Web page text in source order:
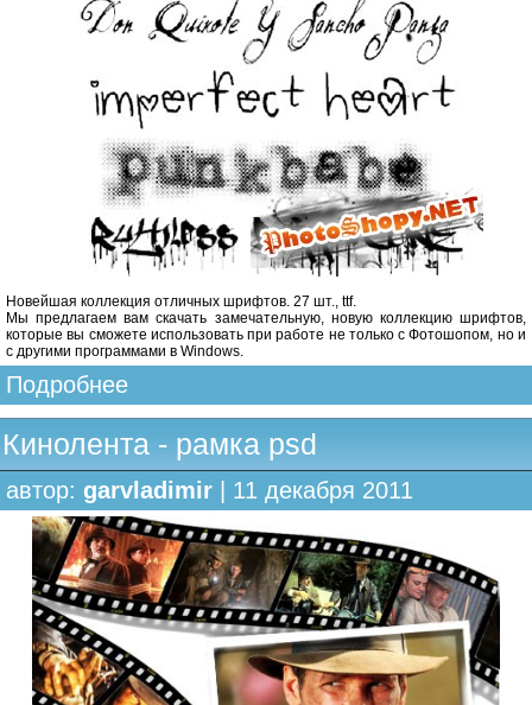
Новейшая коллекция отличных шрифтов. 27 шт., ttf.
Мы предлагаем вам скачать замечательную, новую коллекцию шрифтов,
которые вы сможете использовать при работе не только с Фотошопом, но и
с другими программами в Windows.
Подробнее
Кинолента - рамка psd
автор: garvladimir | 11 декабря 2011